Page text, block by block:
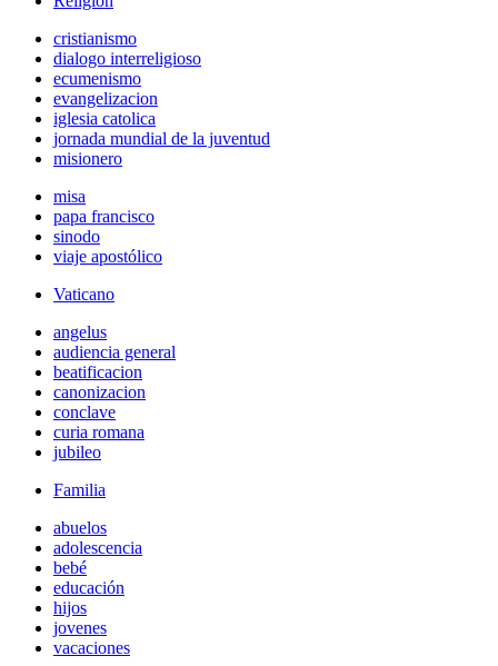
cristianismo
dialogo interreligioso
ecumenismo
evangelizacion
iglesia catolica
jornada mundial de la juventud
misionero
misa
papa francisco
sinodo
viaje apostólico
Vaticano
angelus
audiencia general
beatificacion
canonizacion
conclave
curia romana
jubileo
Familia
abuelos
adolescencia
bebé
educación
hijos
jovenes
vacaciones